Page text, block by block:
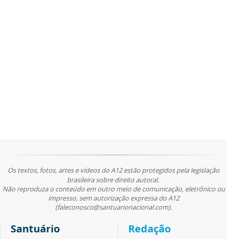
Os textos, fotos, artes e vídeos do A12 estão protegidos pela legislação
brasileira sobre direito autoral.
Não reproduza o conteúdo em outro meio de comunicação, eletrônico ou
impresso, sem autorização expressa do A12
(faleconosco@santuarionacional.com).
Santuário Redação